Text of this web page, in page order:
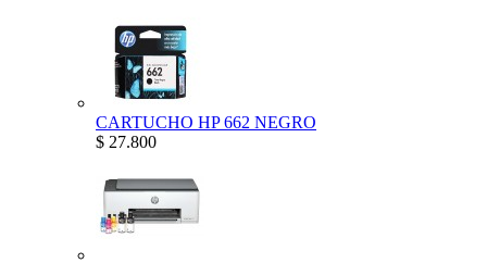
CARTUCHO HP 662 NEGRO
$ 27.800